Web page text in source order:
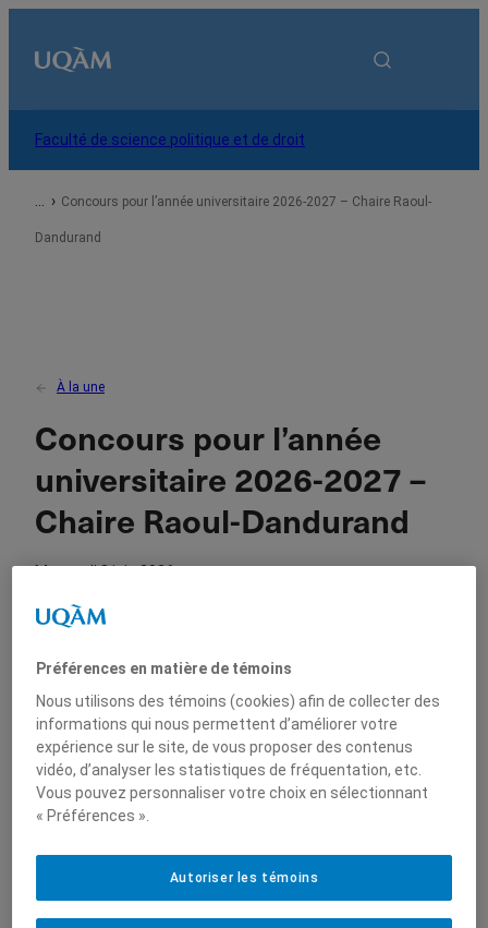
Accueil
À propos
Services
Vous êtes
Nous joindre
Admission
Faculté de science politique et de droit
Concours pour l’année universitaire 2026-2027 – Chaire Raoul-
Dandurand
À la une
Concours pour l’année
universitaire 2026-2027 –
Chaire Raoul-Dandurand
mercredi 3 juin 2026
Bourses-stages de recherche Marc
Bourgie
Préférences en matière de témoins
Nous utilisons des témoins (cookies) afin de collecter des
informations qui nous permettent d’améliorer votre
expérience sur le site, de vous proposer des contenus
vidéo, d’analyser les statistiques de fréquentation, etc.
Vous pouvez personnaliser votre choix en sélectionnant
« Préférences ».
Autoriser les témoins